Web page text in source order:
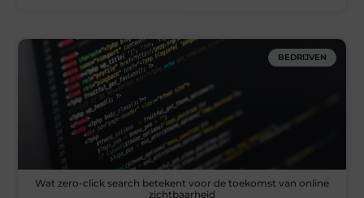
BEDRIJVEN
Wat zero-click search betekent voor de toekomst van online
zichtbaarheid